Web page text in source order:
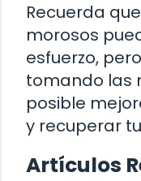
Recuerda
morosos
esfuerzo,
tomando las
posible
y recuperar
Artículos